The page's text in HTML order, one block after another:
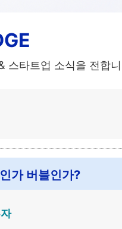
스타트업 소식을 전합
가 버블인가?